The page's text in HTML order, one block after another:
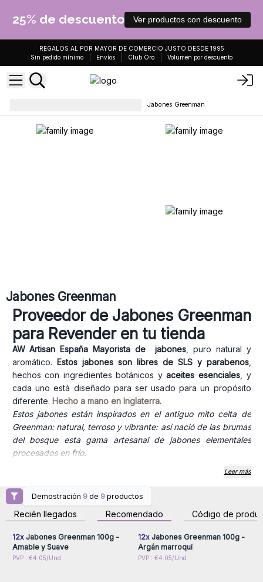
25% de descuento Ver productos con descuento
REGALOS AL POR MAYOR DE COMERCIO JUSTO DESDE 1995
Sin pedido mínimo
Envíos Club Oro Volumen por descuento
Jabones Greenman
Jabones Greenman
Proveedor de Jabones Greenman
para Revender en tu tienda
AW Artisan España Mayorista de jabones, puro natural y
aromático.
Estos jabones son libres de SLS y parabenos,
hechos con ingredientes botánicos yaceites esenciales, y
cada uno está diseñado para ser usado para un propósito
diferente. Hecho a mano en Inglaterra.
Estos jabones están inspirados en el antiguo mito celta de
Greenman: natural, terroso y vibrante: así nació de las brumas
del bosque esta gama artesanal de jabones elementales
procesados en frío.
puros, estos jabones casi míticos transformarán tu higiene
diaria en un ritual de limpieza para disfrutar. Y Greenman te
protegerá a ti y a tu familia, ya que, además de un lavado
*Sin SLS ni parabenos* Hecho a mano en Inglaterra * Con
aceites aromáticos y botánicos *
Leer más
Demostración 9 de 9 productos
Recién llegados Recomendado Código de
Inicie sesión o regístrese
para obtener precios al
por mayor
12xJabones Greenman 100g -
Amable y Suave
PVP : €4.05/Und.
para obtener precios al
por mayor
12xJabones Greenman 100g -
Argán marroquí
PVP : €4.05/Und.
Inicie sesión o regístrese
Inicie sesión o regístrese